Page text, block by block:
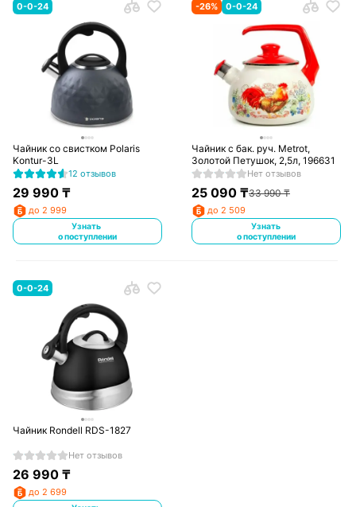
0-0-24
Чайник со свистком Polaris
Kontur-3L
12 отзывов
29 990₸
до 2 999
Узнать
о поступлении
-26% 0-0-24
Чайник с бак. руч. Metrot,
Золотой Петушок, 2,5л, 196631
Нет отзывов
25 090 ₸33 990₸
до 2 509
Узнать
о поступлении
0-0-24
Чайник Rondell RDS-1827
Нет отзывов
26 990₸
до 2 699